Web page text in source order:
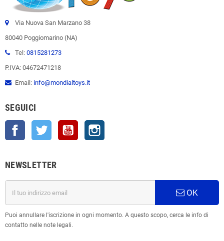
Via Nuova San Marzano 38
80040 Poggiomarino (NA)
Tel: 0815281273
P.IVA: 04672471218
Email: info@mondialtoys.it
SEGUICI
Facebook Twitter YouTube
NEWSLETTER
OK
Puoi annullare l'iscrizione in ogni momento. A questo scopo, cerca le info di
contatto nelle note legali.